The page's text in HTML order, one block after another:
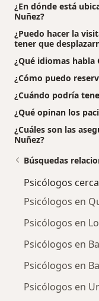
¿En dónde está
Nuñez?
¿Puedo hacer la
tener que
¿Qué idiomas habla
¿Cómo puedo
¿Cuándo podría
¿Qué opinan los
¿Cuáles son las
Nuñez?
Búsquedas
Psicólogos
Psicólogos en
Psicólogos en
Psicólogos en
Psicólogos en
Psicólogos en